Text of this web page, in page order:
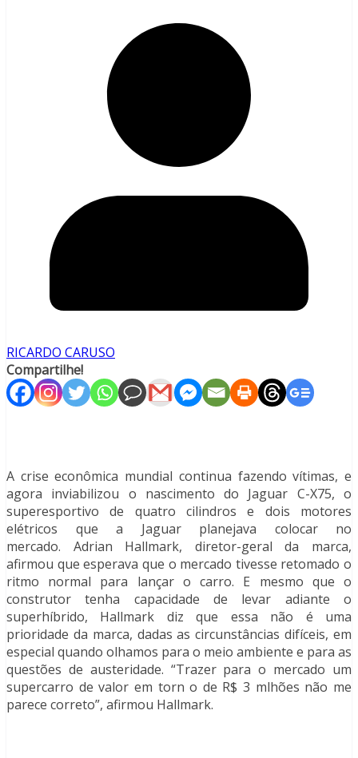
RICARDO CARUSO
Compartilhe!
A crise econômica mundial continua fazendo vítimas, e
agora inviabilizou o nascimento do Jaguar C-X75, o
superesportivo de quatro cilindros e dois motores
elétricos que a Jaguar planejava colocar no
mercado. Adrian Hallmark, diretor-geral da marca,
afirmou que esperava que o mercado tivesse retomado o
ritmo normal para lançar o carro. E mesmo que o
construtor tenha capacidade de levar adiante o
superhíbrido, Hallmark diz que essa não é uma
prioridade da marca, dadas as circunstâncias difíceis, em
especial quando olhamos para o meio ambiente e para as
questões de austeridade. “Trazer para o mercado um
supercarro de valor em torn o de R$ 3 mlhões não me
parece correto”, afirmou Hallmark.